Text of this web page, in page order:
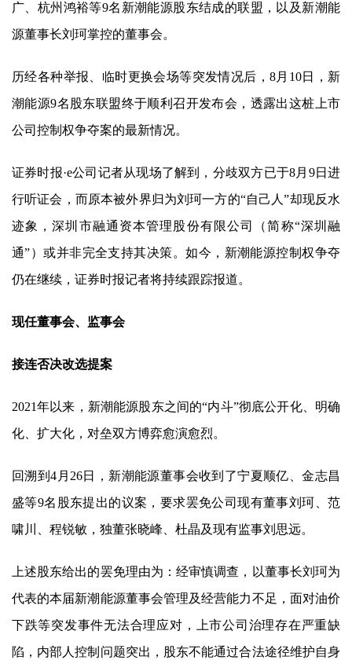
广、杭州鸿裕等9名 新潮能源股东结成的联盟，以及 新潮能
源董事长刘珂掌控的董事会。
历经各种举报、临时更换会场等突发情况后，8月10日， 新
潮能源9名股东联盟终于顺利召开发布会，透露出这桩上市
公司控制权争夺案的最新情况。
证券时报·e公司记者从现场了解到，分歧双方已于8月9日进
行听证会，而原本被外界归为刘珂一方的“自己人”却现反水
迹象，深圳市融通资本管理股份有限公司（简称“深圳融
通”）或并非完全支持其决策。如今， 新潮能源控制权争夺
仍在继续，证券时报记者将持续跟踪报道。
现任董事会、监事会
接连否决改选提案
2021年以来， 新潮能源股东之间的“内斗”彻底公开化、明确
化、扩大化，对垒双方博弈愈演愈烈。
回溯到4月26日， 新潮能源董事会收到了宁夏顺亿、金志昌
盛等9名股东提出的议案，要求罢免公司现有董事刘珂、范
啸川、程锐敏，独董张晓峰、杜晶及现有监事刘思远。
上述股东给出的罢免理由为：经审慎调查，以董事长刘珂为
代表的本届新潮能源董事会管理及经营能力不足，面对油价
下跌等突发事件无法合理应对，上市公司治理存在严重缺
陷，内部人控制问题突出，股东不能通过合法途径维护自身